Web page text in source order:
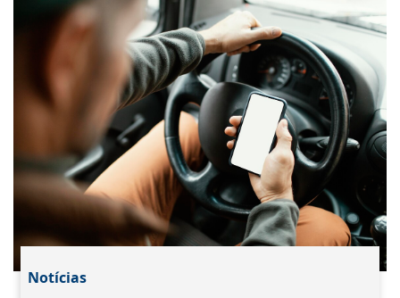
Notícias